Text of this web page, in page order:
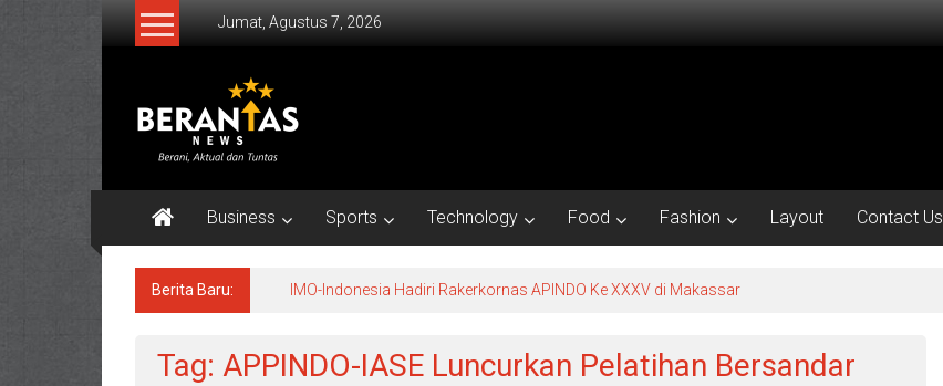
Lompat
Jumat, Agustus 7, 2026
BERANTAS
NEWS
Tuntas.
Business Sports Technology Food Fashion Layout Contact Us
Berita Baru: IMO-Indonesia Hadiri Rakerkornas APINDO Ke XXXV di Makassar
Tag: APPINDO-IASE Luncurkan Pelatihan Bersandar